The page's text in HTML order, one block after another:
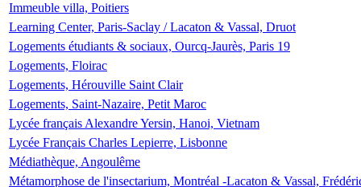
Immeuble villa, Poitiers
Learning Center, Paris-Saclay / Lacaton & Vassal, Druot
Logements étudiants & sociaux, Ourcq-Jaurès, Paris 19
Logements, Floirac
Logements, Hérouville Saint Clair
Logements, Saint-Nazaire, Petit Maroc
Lycée français Alexandre Yersin, Hanoi, Vietnam
Lycée Français Charles Lepierre, Lisbonne
Médiathèque, Angoulême
Métamorphose de l'insectarium, Montréal -Lacaton & Vassal,